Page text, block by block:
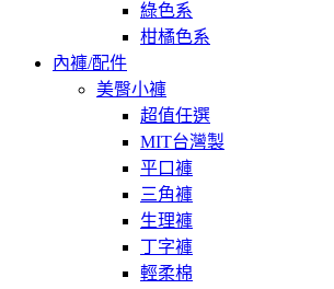
綠色系
柑橘色系
內褲/配件
美臀小褲
超值任選
MIT台灣製
平口褲
三角褲
生理褲
丁字褲
輕柔棉